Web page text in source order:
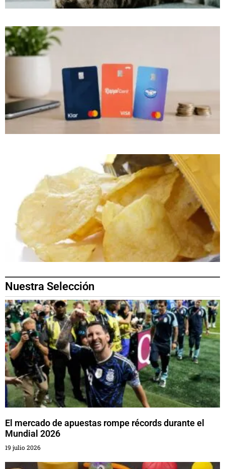
Nuestra Selección
El mercado de apuestas rompe récords durante el
Mundial 2026
19 julio 2026